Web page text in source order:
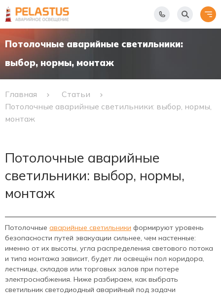
Потолочные аварийные светильники:
выбор, нормы, монтаж
Главная
Статьи
Потолочные аварийные светильники: выбор, нормы,
монтаж
Потолочные аварийные
светильники: выбор, нормы,
монтаж
Потолочные аварийные светильники формируют уровень
безопасности путей эвакуации сильнее, чем настенные:
именно от их высоты, угла распределения светового потока
и типа монтажа зависит, будет ли освещён пол коридора,
лестницы, складов или торговых залов при потере
электроснабжения. Ниже разбираем, как выбрать
светильник светодиодный аварийный под задачи